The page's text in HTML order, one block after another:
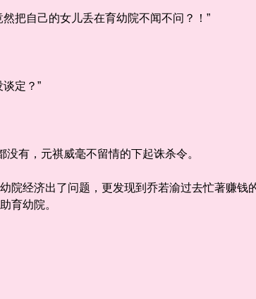
把自己的女儿丢在育幼院不闻不问？！”
定？”
有，元祺威毫不留情的下起诛杀令。
经济出了问题，更发现到乔若渝过去忙著赚钱
育幼院。